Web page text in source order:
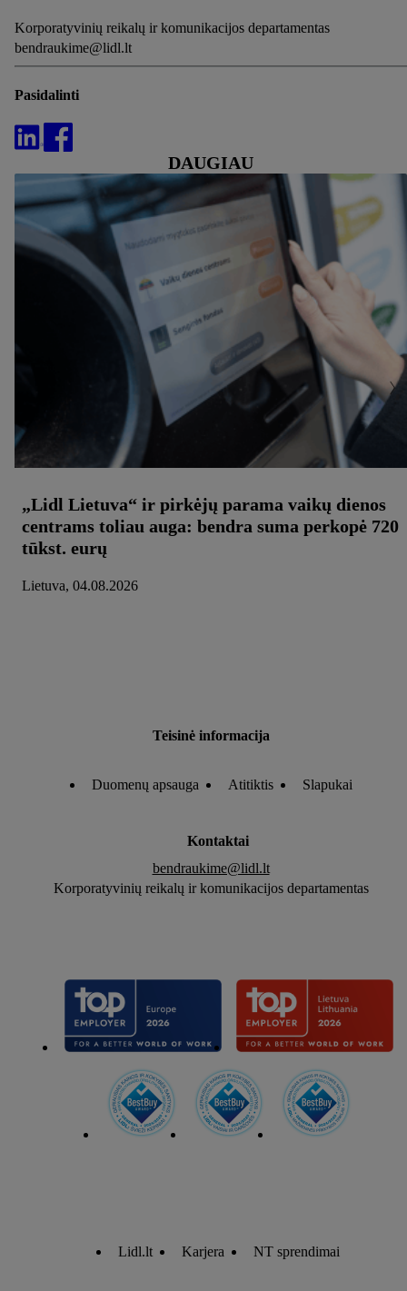
Korporatyvinių reikalų ir komunikacijos departamentas
bendraukime@lidl.lt
Pasidalinti
DAUGIAU
„Lidl Lietuva“ ir pirkėjų parama vaikų dienos
centrams toliau auga: bendra suma perkopė 720
tūkst. eurų
Lietuva, 04.08.2026
Teisinė informacija
Duomenų apsauga Atitiktis Slapukai
Kontaktai
bendraukime@lidl.lt
Korporatyvinių reikalų ir komunikacijos departamentas
Lidl.lt Karjera NT sprendimai